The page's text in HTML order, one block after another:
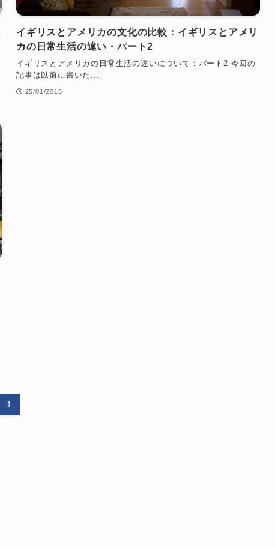
イギリスとアメリカの文化の比較：イギリスとアメリ
カの日常生活の違い・パート2
イギリスとアメリカの日常生活の違いについて：パート2 今回の
記事は以前に書いた...
25/01/2015
1